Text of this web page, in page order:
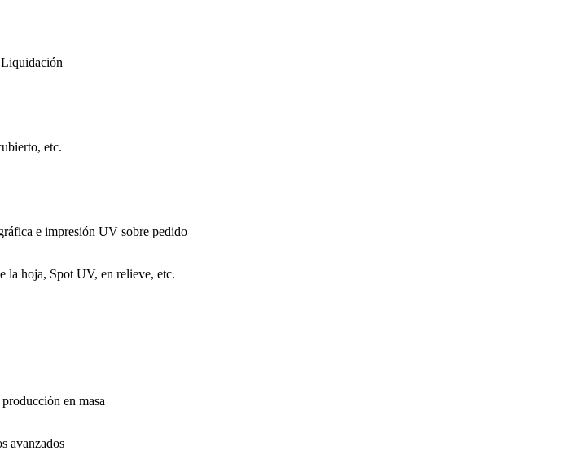
etc.
e impresión UV sobre pedido
la hoja, Spot UV, en relieve, etc.
en masa
avanzados